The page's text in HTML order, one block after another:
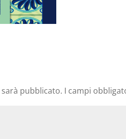
pubblicato. I campi